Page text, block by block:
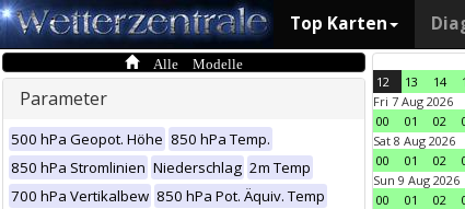
Top Karten
Alle Modelle
Parameter
500 hPa Geopot. Höhe 850 hPa Temp.
850 hPa Stromlinien Niederschlag 2m Temp
700 hPa Vertikalbew 850 hPa Pot. Äquiv. Temp
12 13 14
Fri 7 Aug 2026
00
01 02
Sat 8 Aug 2026
00
01 02
Sun 9 Aug 2026
00
01 02